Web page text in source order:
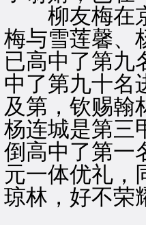
柳友梅在京
梅与雪莲馨、
已高中了第九
中了第九十名
及第，钦赐翰
杨连城是第三
倒高中了第一
元一体优礼，
琼林，好不荣